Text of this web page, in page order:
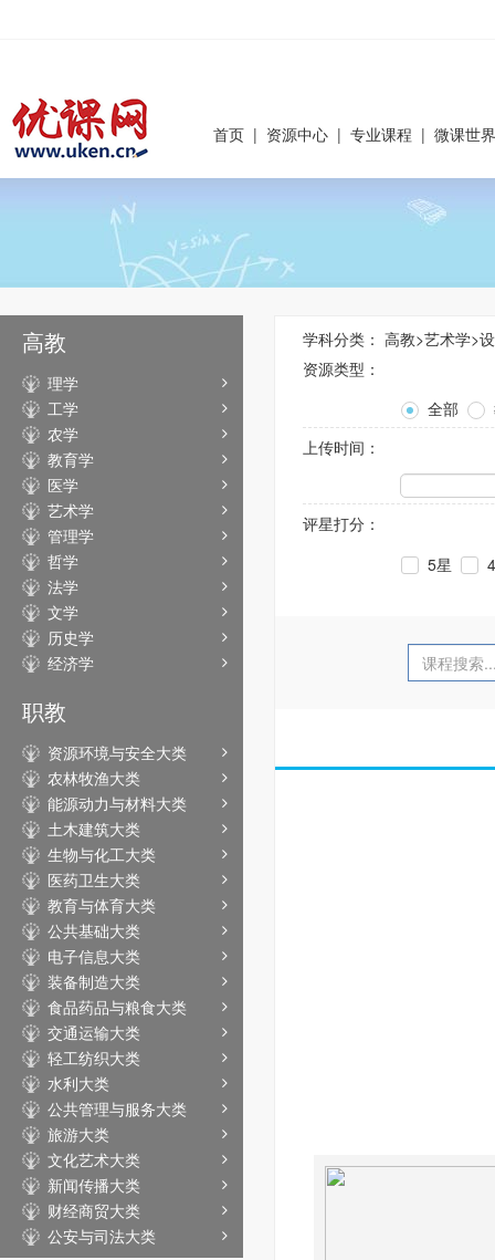
首页 | 资源中心 | 专业课程 | 微课世界
高教
理学
工学
农学
教育学
医学
艺术学
管理学
哲学
法学
文学
历史学
经济学
职教
资源环境与安全大类
农林牧渔大类
能源动力与材料大类
土木建筑大类
生物与化工大类
医药卫生大类
教育与体育大类
公共基础大类
电子信息大类
装备制造大类
食品药品与粮食大类
交通运输大类
轻工纺织大类
水利大类
公共管理与服务大类
旅游大类
文化艺术大类
新闻传播大类
财经商贸大类
公安与司法大类
学科分类： 高教>艺术学>
资源类型：
全部
上传时间：
评星打分：
5星